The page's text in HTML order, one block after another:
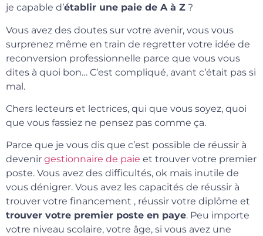
je capable d’établir une paie de A à Z ?
Vous avez des doutes sur votre avenir, vous vous
surprenez même en train de regretter votre idée de
reconversion professionnelle parce que vous vous
dites à quoi bon… C’est compliqué, avant c’était pas si
mal.
Chers lecteurs et lectrices, qui que vous soyez, quoi
que vous fassiez ne pensez pas comme ça.
Parce que je vous dis que c’est possible de réussir à
devenir gestionnaire de paie et trouver votre premier
poste. Vous avez des difficultés, ok mais inutile de
vous dénigrer. Vous avez les capacités de réussir à
trouver votre financement , réussir votre diplôme et
trouver votre premier poste en paye. Peu importe
votre niveau scolaire, votre âge, si vous avez une